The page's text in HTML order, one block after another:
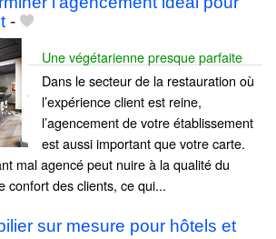
-
Une végétarienne presque parfaite
Dans le secteur de la restauration où
l’expérience client est reine,
l’agencement de votre établissement
est aussi important que votre carte.
mal agencé peut nuire à la qualité du
confort des clients, ce qui...
sur mesure pour hôtels et